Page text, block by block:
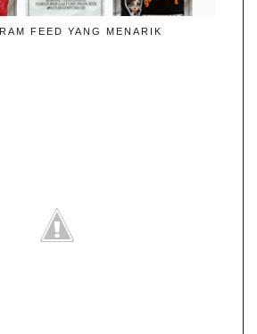
FEED YANG MENARIK